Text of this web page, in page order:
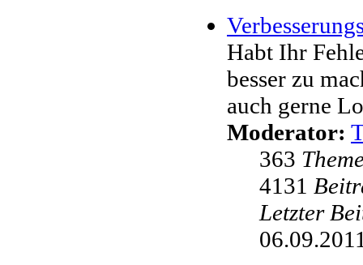
Habt Ihr
besser zu
auch gerne
Moderator:
363
4131
Letzter